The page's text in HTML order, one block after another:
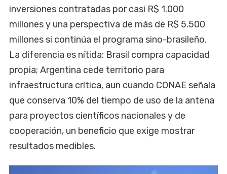
inversiones contratadas por casi R$ 1.000
millones y una perspectiva de más de R$ 5.500
millones si continúa el programa sino-brasileño.
La diferencia es nítida: Brasil compra capacidad
propia; Argentina cede territorio para
infraestructura crítica, aun cuando CONAE señala
que conserva 10% del tiempo de uso de la antena
para proyectos científicos nacionales y de
cooperación, un beneficio que exige mostrar
resultados medibles.